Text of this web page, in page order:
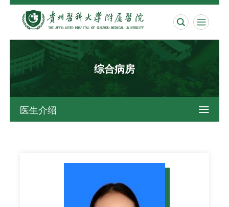
 
综合病房
医生介绍 